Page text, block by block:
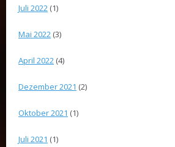
Juli 2022 (1)
Mai 2022 (3)
April 2022 (4)
Dezember 2021 (2)
Oktober 2021 (1)
Juli 2021 (1)